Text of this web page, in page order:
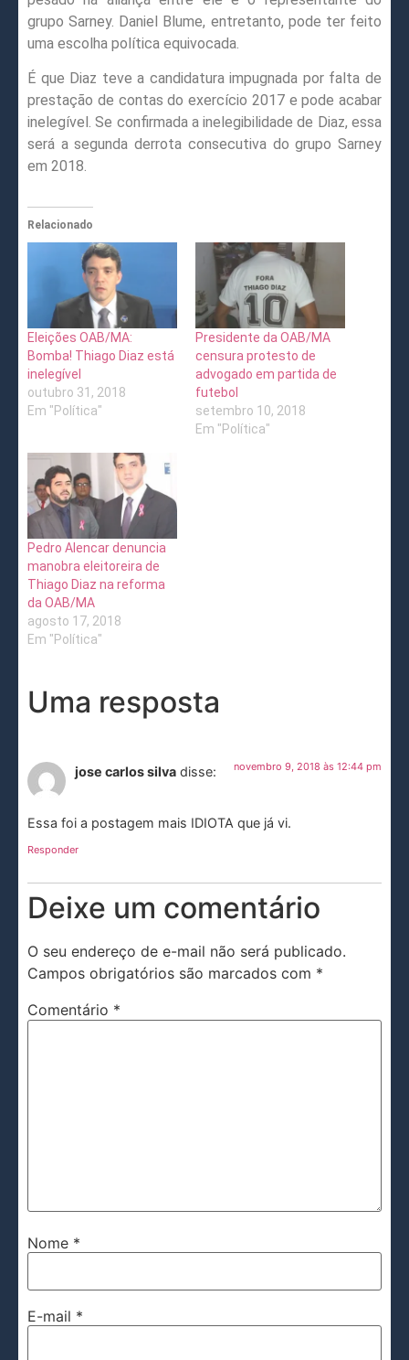
grupo Sarney. Daniel Blume, entretanto, pode ter feito
uma escolha política equivocada.
É que Diaz teve a candidatura impugnada por falta de
prestação de contas do exercício 2017 e pode acabar
inelegível. Se confirmada a inelegibilidade de Diaz, essa
será a segunda derrota consecutiva do grupo Sarney
em 2018.
Relacionado
Eleições OAB/MA:
Bomba! Thiago Diaz está
inelegível
outubro 31, 2018
Em "Política"
Presidente da OAB/MA
censura protesto de
advogado em partida de
futebol
setembro 10, 2018
Em "Política"
Pedro Alencar denuncia
manobra eleitoreira de
Thiago Diaz na reforma
da OAB/MA
agosto 17, 2018
Em "Política"
Uma resposta
jose carlos silva disse: novembro 9, 2018 às 12:44 pm
Essa foi a postagem mais IDIOTA que já vi.
Responder
Deixe um comentário
O seu endereço de e-mail não será publicado.
Campos obrigatórios são marcados com *
Comentário *
Nome *
E-mail *